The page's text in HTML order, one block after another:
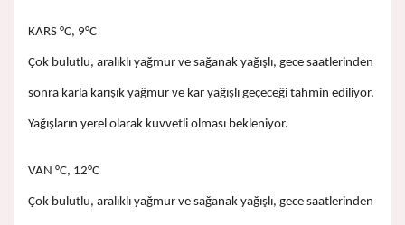
KARS °C, 9°C
Çok bulutlu, aralıklı yağmur ve sağanak yağışlı, gece saatlerinden
sonra karla karışık yağmur ve kar yağışlı geçeceği tahmin ediliyor.
Yağışların yerel olarak kuvvetli olması bekleniyor.
VAN °C, 12°C
Çok bulutlu, aralıklı yağmur ve sağanak yağışlı, gece saatlerinden